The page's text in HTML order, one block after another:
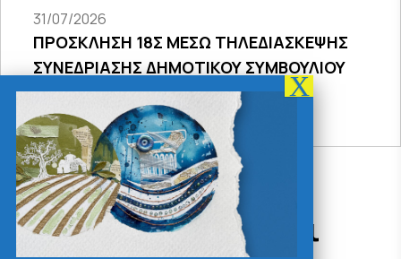
31/07/2026
ΠΡΟΣΚΛΗΣΗ 18Σ ΜΕΣΩ ΤΗΛΕΔΙΑΣΚΕΨΗΣ
ΣΥΝΕΔΡΙΑΣΗΣ ΔΗΜΟΤΙΚΟΥ ΣΥΜΒΟΥΛΙΟΥ
2026
Δράσεις - Χρήσιμοι